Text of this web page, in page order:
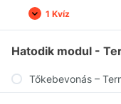
1 Kvíz
Hatodik modul -
Tőkebevonás –